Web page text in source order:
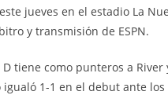
jueves en el estadio La
y transmisión de ESPN.
D tiene como punteros a
igualó 1-1 en el debut ante